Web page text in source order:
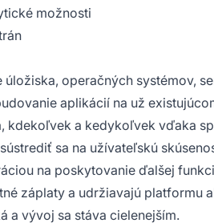
možnosti
operačných systémov,
aplikácií na už
a kedykoľvek vďaka
sa na užívateľskú
na poskytovanie ďalšej
záplaty a udržiavajú platformu
a vývoj sa stáva cielenejším.